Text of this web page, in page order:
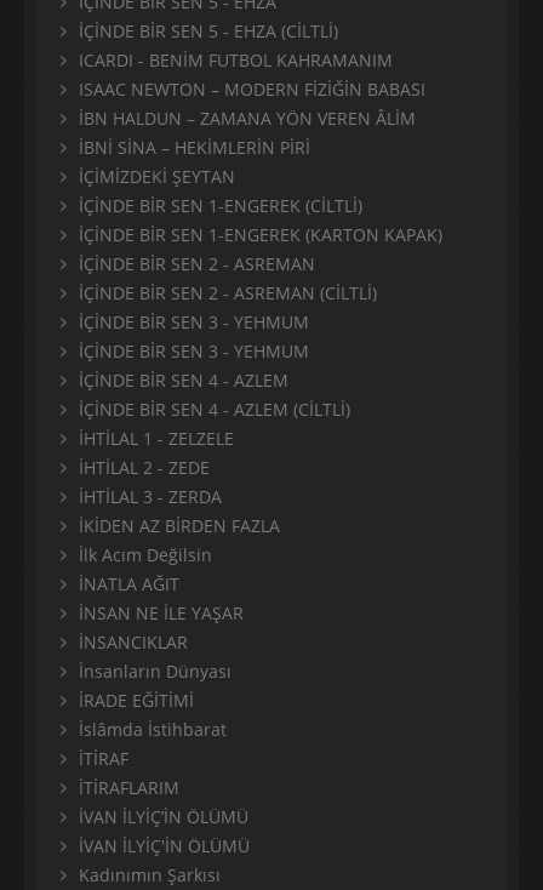
İÇİNDE BİR SEN 5 - EHZA (CİLTLİ)
ICARDI - BENİM FUTBOL KAHRAMANIM
ISAAC NEWTON – MODERN FİZİĞİN BABASI
İBN HALDUN – ZAMANA YÖN VEREN ÂLİM
İBNİ SİNA – HEKİMLERİN PİRİ
İÇİMİZDEKİ ŞEYTAN
İÇİNDE BİR SEN 1-ENGEREK (CİLTLİ)
İÇİNDE BİR SEN 1-ENGEREK (KARTON KAPAK)
İÇİNDE BİR SEN 2 - ASREMAN
İÇİNDE BİR SEN 2 - ASREMAN (CİLTLİ)
İÇİNDE BİR SEN 3 - YEHMUM
İÇİNDE BİR SEN 3 - YEHMUM
İÇİNDE BİR SEN 4 - AZLEM
İÇİNDE BİR SEN 4 - AZLEM (CİLTLİ)
İHTİLAL 1 - ZELZELE
İHTİLAL 2 - ZEDE
İHTİLAL 3 - ZERDA
İKİDEN AZ BİRDEN FAZLA
İlk Acım Değilsin
İNATLA AĞIT
İNSAN NE İLE YAŞAR
İNSANCIKLAR
İnsanların Dünyası
İRADE EĞİTİMİ
İslâmda İstihbarat
İTİRAF
İTİRAFLARIM
İVAN İLYİÇ’İN ÖLÜMÜ
İVAN İLYİÇ'İN ÖLÜMÜ
Kadınımın Şarkısı